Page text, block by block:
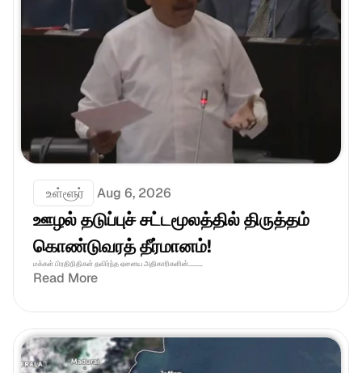
உள்ளூர் Aug 6, 2026
ஊழல் தடுப்புச் சட்டமூலத்தில் திருத்தம்
கொண்டுவரத் தீர்மானம்!
மக்கள் பிரதிநிதிகள் தவிர்ந்த ஏனைய அதிகாரிகளின்.........
Read More